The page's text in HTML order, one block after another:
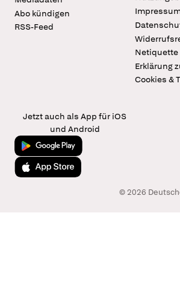
Abo kündigen
RSS-Feed
Netiquette
Erklärung
Cookies &
Jetzt auch als App für iOS
und Android
Jetzt bei Google Play
Laden im App Store
© 2026